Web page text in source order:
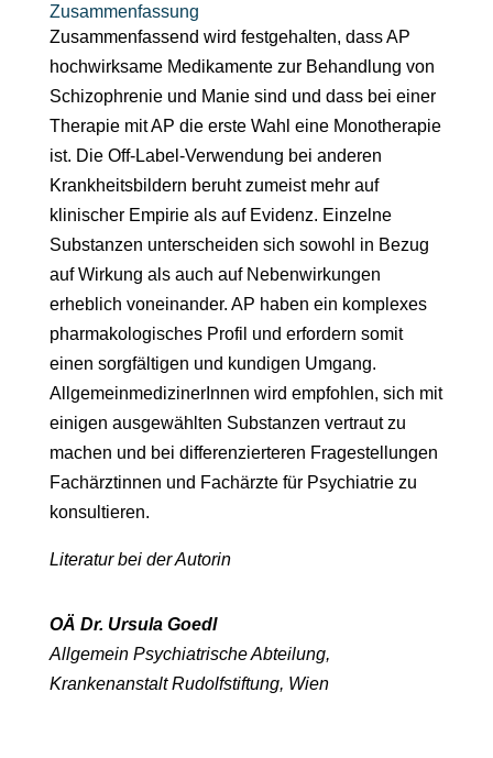
Zusammenfassung
Zusammenfassend wird festgehalten, dass AP
hochwirksame Medikamente zur Behandlung von
Schizophrenie und Manie sind und dass bei einer
Therapie mit AP die erste Wahl eine Monotherapie
ist. Die Off-Label-Verwendung bei anderen
Krankheitsbildern beruht zumeist mehr auf
klinischer Empirie als auf Evidenz. Einzelne
Substanzen unterscheiden sich sowohl in Bezug
auf Wirkung als auch auf Nebenwirkungen
erheblich voneinander. AP haben ein komplexes
pharmakologisches Profil und erfordern somit
einen sorgfältigen und kundigen Umgang.
AllgemeinmedizinerInnen wird empfohlen, sich mit
einigen ausgewählten Substanzen vertraut zu
machen und bei differenzierteren Fragestellungen
Fachärztinnen und Fachärzte für Psychiatrie zu
konsultieren.
Literatur bei der Autorin
OÄ Dr. Ursula Goedl
Allgemein Psychiatrische Abteilung,
Krankenanstalt Rudolfstiftung, Wien